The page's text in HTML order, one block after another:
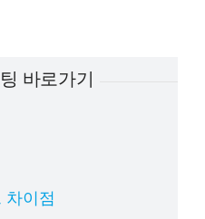
바로가기
차이점